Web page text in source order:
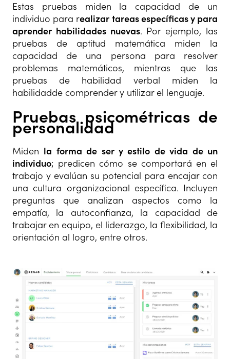
Estas pruebas miden la capacidad de un
individuo para realizar tareas específicas y para
aprender habilidades nuevas. Por ejemplo, las
pruebas de aptitud matemática miden la
capacidad de una persona para resolver
problemas matemáticos, mientras que las
pruebas de habilidad verbal miden la
habilidadde comprender y utilizar el lenguaje.
Pruebas psicométricas de
personalidad
Miden la forma de ser y estilo de vida de un
individuo; predicen cómo se comportará en el
trabajo y evalúan su potencial para encajar con
una cultura organizacional específica. Incluyen
preguntas que analizan aspectos como la
empatía, la autoconfianza, la capacidad de
trabajar en equipo, el liderazgo, la flexibilidad, la
orientación al logro, entre otros.